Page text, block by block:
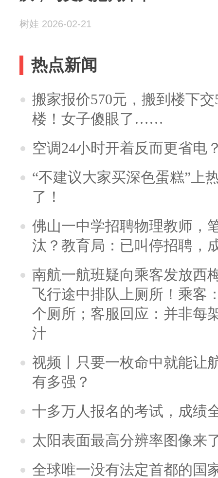
树娃 2026-02-21
热点新闻
搬家报价570元，搬到楼下
楼！女子傻眼了……
空调24小时开着反而更省电
“不建议大家买深色蛋糕”上
了！
佛山一中学招聘物理教师，
汰？教育局：已叫停招聘，
南航一航班疑向乘客发放西
飞行途中排队上厕所！乘客
个厕所；客服回应：并非每
汁
视频丨只要一枚命中就能让
有多强？
十多万人报名的考试，成绩
太阳表面最高分辨率图像来
全球唯一没有法定首都的国